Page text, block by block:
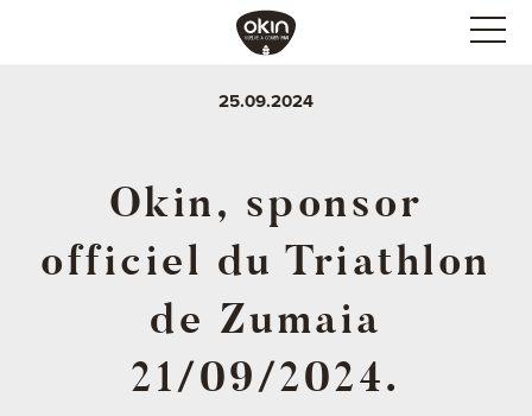
25.09.2024
Okin, sponsor
officiel du Triathlon
de Zumaia
21/09/2024.